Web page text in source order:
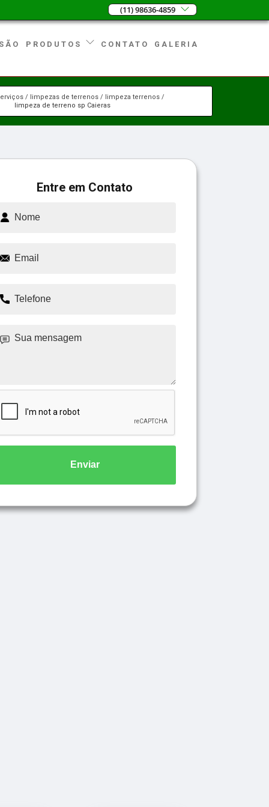
(11) 98636-4859
PRODUTOS CONTATO GALERIA
limpezas de terrenos
limpeza terrenos
limpeza de terreno sp Caieras
Entre em Contato
Enviar